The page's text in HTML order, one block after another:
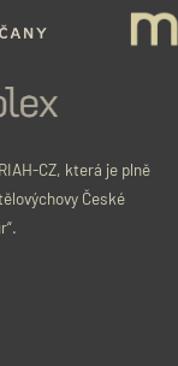
CZ, která je plně
České